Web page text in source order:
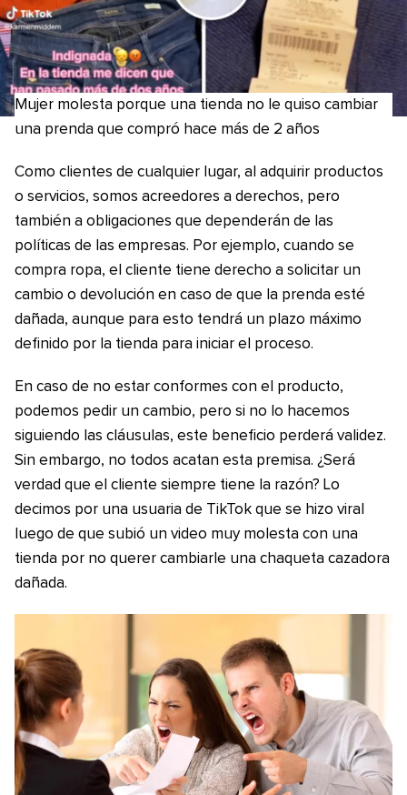
Mujer molesta porque una tienda no le quiso cambiar
una prenda que compró hace más de 2 años
Como clientes de cualquier lugar, al adquirir productos
o servicios, somos acreedores a derechos, pero
también a obligaciones que dependerán de las
políticas de las empresas. Por ejemplo, cuando se
compra ropa, el cliente tiene derecho a solicitar un
cambio o devolución en caso de que la prenda esté
dañada, aunque para esto tendrá un plazo máximo
definido por la tienda para iniciar el proceso.
En caso de no estar conformes con el producto,
podemos pedir un cambio, pero si no lo hacemos
siguiendo las cláusulas, este beneficio perderá validez.
Sin embargo, no todos acatan esta premisa. ¿Será
verdad que el cliente siempre tiene la razón? Lo
decimos por una usuaria de TikTok que se hizo viral
luego de que subió un video muy molesta con una
tienda por no querer cambiarle una chaqueta cazadora
dañada.